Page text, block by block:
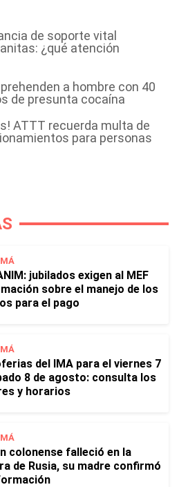
de soporte vital
¿qué atención
a hombre con 40
de presunta cocaína
ATTT recuerda multa de
para personas
jubilados exigen al MEF
sobre el manejo de los
para el pago
del IMA para el viernes 7
8 de agosto: consulta los
y horarios
colonense falleció en la
de Rusia, su madre confirmó